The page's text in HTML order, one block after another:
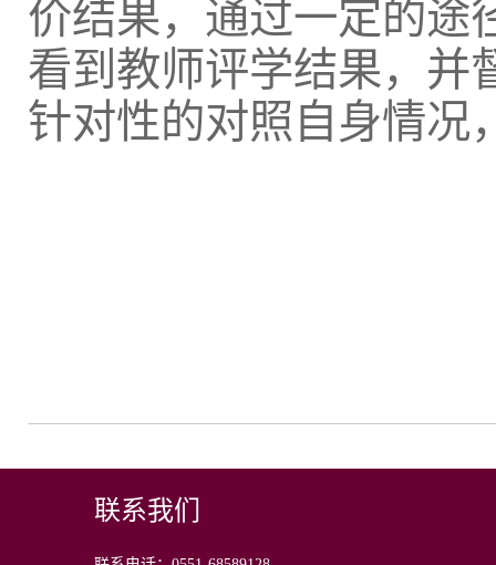
价结果，通过一定的途
看到教师评学结果，并
针对性的对照自身情况
联系我们